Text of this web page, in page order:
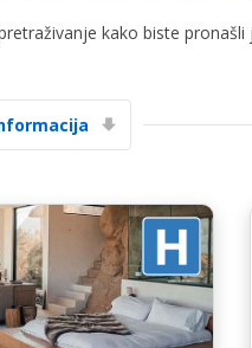
Posebni popusti
Prijava
kako biste